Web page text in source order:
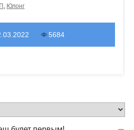
, Юлонг
5684